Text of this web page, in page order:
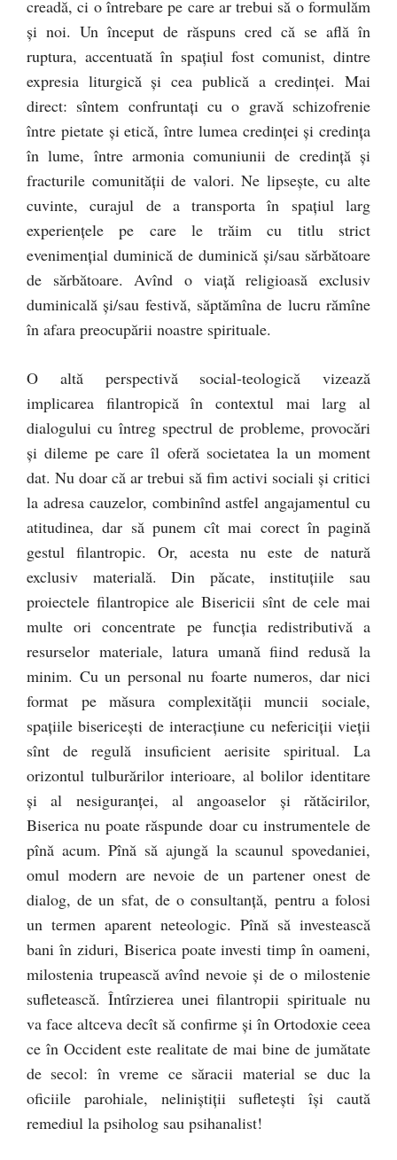
creadă, ci o întrebare pe care ar trebui să o formulăm
şi noi. Un început de răspuns cred că se află în
ruptura, accentuată în spaţiul fost comunist, dintre
expresia liturgică şi cea publică a credinţei. Mai
direct: sîntem confruntaţi cu o gravă schizofrenie
între pietate şi etică, între lumea credinţei şi credinţa
în lume, între armonia comuniunii de credinţă şi
fracturile comunităţii de valori. Ne lipseşte, cu alte
cuvinte, curajul de a transporta în spaţiul larg
experienţele pe care le trăim cu titlu strict
evenimenţial duminică de duminică şi/sau sărbătoare
de sărbătoare. Avînd o viaţă religioasă exclusiv
duminicală şi/sau festivă, săptămîna de lucru rămîne
în afara preocupării noastre spirituale.
O altă perspectivă social-teologică vizează
implicarea filantropică în contextul mai larg al
dialogului cu întreg spectrul de probleme, provocări
şi dileme pe care îl oferă societatea la un moment
dat. Nu doar că ar trebui să fim activi sociali şi critici
la adresa cauzelor, combinînd astfel angajamentul cu
atitudinea, dar să punem cît mai corect în pagină
gestul filantropic. Or, acesta nu este de natură
exclusiv materială. Din păcate, instituţiile sau
proiectele filantropice ale Bisericii sînt de cele mai
multe ori concentrate pe funcţia redistributivă a
resurselor materiale, latura umană fiind redusă la
minim. Cu un personal nu foarte numeros, dar nici
format pe măsura complexităţii muncii sociale,
spaţiile bisericeşti de interacţiune cu nefericiţii vieţii
sînt de regulă insuficient aerisite spiritual. La
orizontul tulburărilor interioare, al bolilor identitare
şi al nesiguranţei, al angoaselor şi rătăcirilor,
Biserica nu poate răspunde doar cu instrumentele de
pînă acum. Pînă să ajungă la scaunul spovedaniei,
omul modern are nevoie de un partener onest de
dialog, de un sfat, de o consultanţă, pentru a folosi
un termen aparent neteologic. Pînă să investească
bani în ziduri, Biserica poate investi timp în oameni,
milostenia trupească avînd nevoie şi de o milostenie
sufletească. Întîrzierea unei filantropii spirituale nu
va face altceva decît să confirme şi în Ortodoxie ceea
ce în Occident este realitate de mai bine de jumătate
de secol: în vreme ce săracii material se duc la
oficiile parohiale, neliniştiţii sufleteşti îşi caută
remediul la psiholog sau psihanalist!